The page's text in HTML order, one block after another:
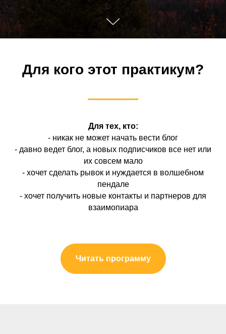
Для кого этот практикум?
Для тех, кто:
- никак не может начать вести блог
- давно ведет блог, а новых подписчиков все нет или
их совсем мало
- хочет сделать рывок и нуждается в волшебном
пендале
- хочет получить новые контакты и партнеров для
взаимопиара
Читать программу